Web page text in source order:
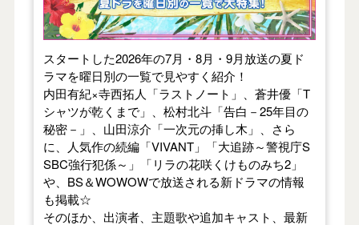
スタートした2026年の7月・8月・9月放送の夏ド
ラマを曜日別の一覧で見やすく紹介！
内田有紀×寺西拓人「ラストノート」、蒼井優「T
シャツが乾くまで」、松村北斗「告白－25年目の
秘密－」、山田涼介「一次元の挿し木」、さら
に、人気作の続編「VIVANT」「大追跡～警視庁S
SBC強行犯係～」「リラの花咲くけものみち2」
や、BS＆WOWOWで放送される新ドラマの情報
も掲載☆
そのほか、出演者、主題歌や追加キャスト、最新